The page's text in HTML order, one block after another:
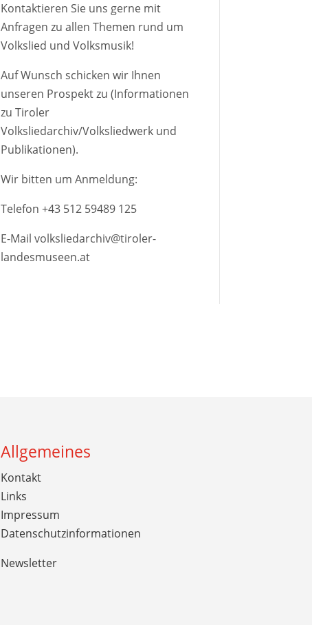
Kontaktieren Sie uns gerne mit
Anfragen zu allen Themen rund um
Volkslied und Volksmusik!
Auf Wunsch schicken wir Ihnen
unseren Prospekt zu (Informationen
zu Tiroler
Volksliedarchiv/Volksliedwerk und
Publikationen).
Wir bitten um Anmeldung:
Telefon +43 512 59489 125
E-Mail volksliedarchiv@tiroler-
landesmuseen.at
Allgemeines
Kontakt
Links
Impressum
Datenschutzinformationen
Newsletter